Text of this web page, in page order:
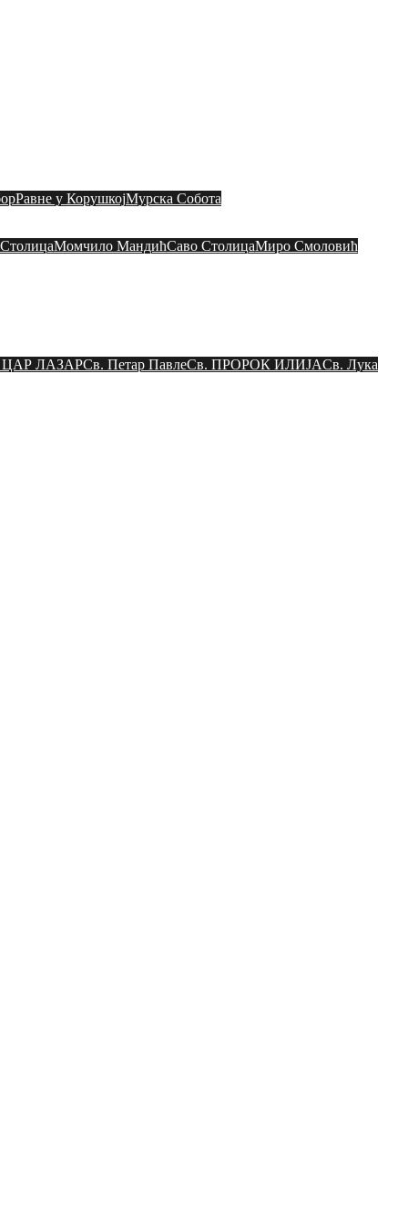
Равне у КорушкојМурска Собота
Момчило МандићСаво СтолицаМиро Смоловић
ЦАР ЛАЗАРСв. Петар ПавлеСв. ПРОРОК ИЛИЈАСв. Лука